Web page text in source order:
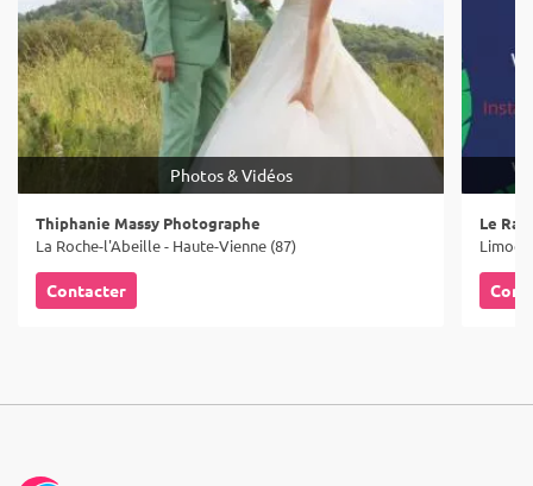
Photos & Vidéos
Thiphanie Massy Photographe
La Roche-l'Abeille - Haute-Vienne (87)
Contacter
Le